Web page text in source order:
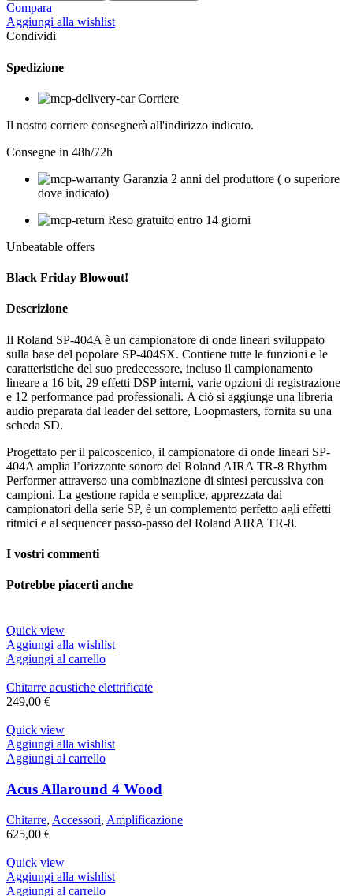
Compara
Aggiungi alla wishlist
Condividi
Spedizione
Corriere
Il nostro corriere consegnerà all'indirizzo indicato.
Consegne in 48h/72h
Garanzia 2 anni del produttore ( o superiore
dove indicato)
Reso gratuito entro 14 giorni
Unbeatable offers
Black Friday Blowout!
Descrizione
Il Roland SP-404A è un campionatore di onde lineari sviluppato
sulla base del popolare SP-404SX. Contiene tutte le funzioni e le
caratteristiche del suo predecessore, incluso il campionamento
lineare a 16 bit, 29 effetti DSP interni, varie opzioni di registrazione
e 12 performance pad professionali. A ciò si aggiunge una libreria
audio preparata dal leader del settore, Loopmasters, fornita su una
scheda SD.
Progettato per il palcoscenico, il campionatore di onde lineari SP-
404A amplia l’orizzonte sonoro del Roland AIRA TR-8 Rhythm
Performer attraverso una combinazione di sintesi percussiva con
campioni. La gestione rapida e semplice, apprezzata dai
campionatori della serie SP, è un complemento perfetto agli effetti
ritmici e al sequencer passo-passo del Roland AIRA TR-8.
I vostri commenti
Potrebbe piacerti anche
Quick view
Aggiungi alla wishlist
Aggiungi al carrello
Chitarre acustiche elettrificate
249,00 €
Quick view
Aggiungi alla wishlist
Aggiungi al carrello
Acus Allaround 4 Wood
Chitarre, Accessori, Amplificazione
625,00 €
Quick view
Aggiungi alla wishlist
Aggiungi al carrello